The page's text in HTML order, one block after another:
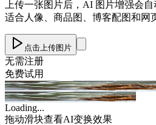
上传一张图片后，AI 图片增强会
适合人像、商品图、博客配图和网
点击上传图片
无需注册
免费试用
Original
AI Enhanced
Loading...
拖动滑块查看AI变换效果